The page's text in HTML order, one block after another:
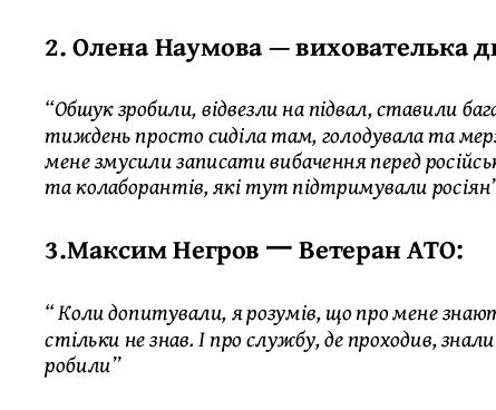
2. Олена Наумова — вихователька
“Обшук зробили, відвезли на підвал, ставили
тиждень просто сиділа там, голодувала та
мене змусили записати вибачення перед
та колаборантів, які тут підтримували
3.Максим Негров 一 Ветеран АТО:
“ Коли допитували, я розумів, що про мене
стільки не знав. І про службу, де проходив,
робили”